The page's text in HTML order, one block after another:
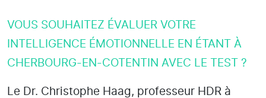
VOUS SOUHAITEZ ÉVALUER VOTRE
INTELLIGENCE ÉMOTIONNELLE EN ÉTANT À
CHERBOURG-EN-COTENTIN AVEC LE TEST ?
Le Dr. Christophe Haag, professeur HDR à